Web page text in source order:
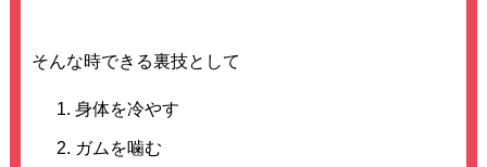
そんな時できる裏技として
身体を冷やす
ガムを噛む